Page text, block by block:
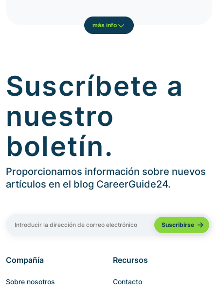
más info
Suscríbete a
nuestro
boletín.
Proporcionamos información sobre nuevos
artículos en el blog CareerGuide24.
Compañía
Sobre nosotros
Recursos
Contacto